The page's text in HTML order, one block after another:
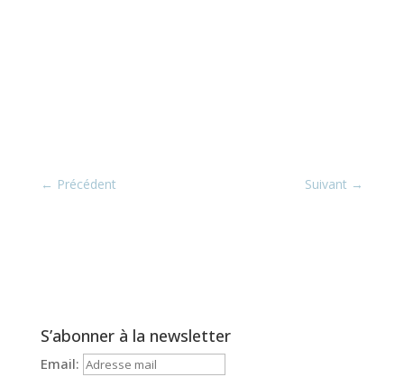
← Précédent Suivant →
S’abonner à la newsletter
Email: